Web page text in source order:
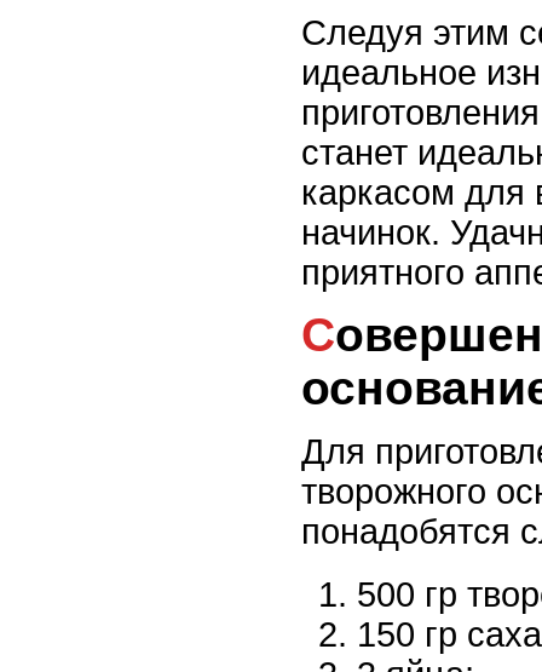
Следуя этим
идеальное
станет
каркасом
начинок.
приятного
Совершенное творожное
Для
творожного
понадобятся
500 гр
150 гр